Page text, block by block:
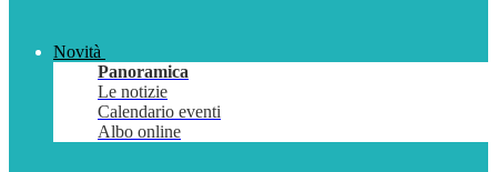
Novità
Panoramica
Le notizie
Calendario eventi
Albo online